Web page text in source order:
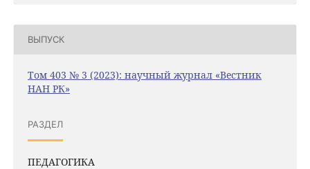
ВЫПУСК
Том 403 № 3 (2023): научный журнал «Вестник
НАН РК»
РАЗДЕЛ
ПЕДАГОГИКА